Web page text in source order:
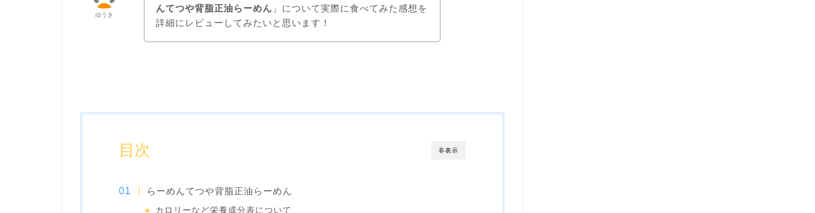
ゆうき
んてつや背脂正油らーめん 」について実際に食べてみた感想を
詳細にレビューしてみたいと思います！
非表示
目次
らーめんてつや背脂正油らーめん
カロリーなど栄養成分表について